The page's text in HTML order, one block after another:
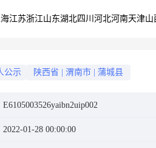
海江苏浙江山东湖北四川 河北河南天津山
公示 陕西省 渭南市 蒲城县
E6105003526yaibn2uip002
2022-01-28 00:00:00